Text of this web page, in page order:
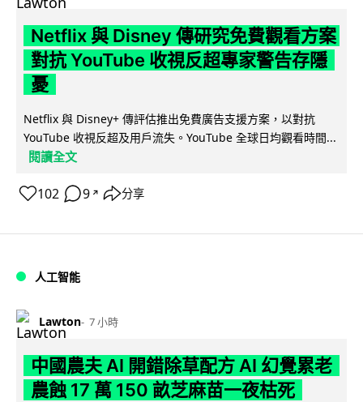
Netflix 與 Disney 傳研究免費觀看方案
對抗 YouTube 收視反超專家警告存隱
憂
Netflix 與 Disney+ 傳評估推出免費廣告支援方案，以對抗
YouTube 收視反超及用戶流失。YouTube 全球日均觀看時間...
閱讀全文
102 9 ↗ 分享
人工智能
Lawton 7 小時
中國農夫 AI 開錯除草配方 AI 幻覺累老
農蝕 17 萬 150 畝芝麻苗一夜枯死